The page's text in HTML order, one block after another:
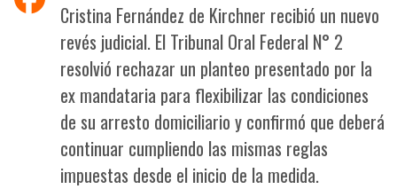
Cristina Fernández de Kirchner recibió un nuevo
revés judicial. El Tribunal Oral Federal N° 2
resolvió rechazar un planteo presentado por la
ex mandataria para flexibilizar las condiciones
de su arresto domiciliario y confirmó que deberá
continuar cumpliendo las mismas reglas
impuestas desde el inicio de la medida.